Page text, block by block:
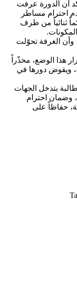
أن الدورة عرفت
احترام مساطر
ثنائياً من طرف
وأن الغرفة تحوّلت
هذا الوضع، محذّراً
ويقوض دورها في
بتدخل الجهات
وضمان احترام
حفاظاً على